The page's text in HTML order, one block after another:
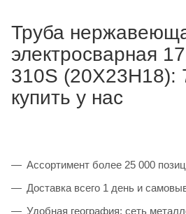
Труба
электросварная
310S (20Х23Н18):
купить у нас
Ассортимент более 25 000
Доставка всего 1 день и
Удобная география: сеть